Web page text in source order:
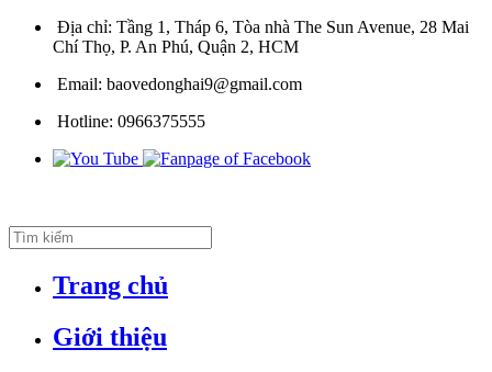
Địa chỉ: Tầng 1, Tháp 6, Tòa nhà The Sun Avenue, 28 Mai
Chí Thọ, P. An Phú, Quận 2, HCM
Email: baovedonghai9@gmail.com
Hotline: 0966375555
Trang chủ
Giới thiệu